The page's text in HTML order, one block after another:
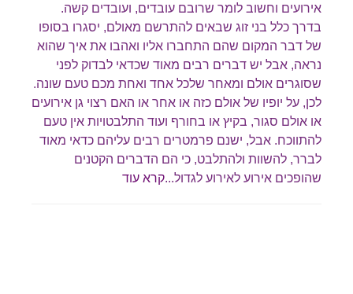
אירועים וחשוב לומר שרובם עובדים, ועובדים קשה.
בדרך כלל בני זוג שבאים להתרשם מאולם, יסגרו בסופו
של דבר המקום שהם התחברו אליו ואהבו את איך שהוא
נראה, אבל יש דברים רבים מאוד שכדאי לבדוק לפני
שסוגרים אולם ומאחר שלכל אחד ואחת מכם טעם שונה.
לכן, על יופיו של אולם כזה או אחר או האם רצוי גן אירועים
או אולם סגור, בקיץ או בחורף ועוד התלבטויות אין טעם
להתווכח. אבל, ישנם פרמטרים רבים עליהם כדאי מאוד
לברר, להשוות ולהתלבט, כי הם הדברים הקטנים
שהופכים אירוע לאירוע לגדול...קרא עוד